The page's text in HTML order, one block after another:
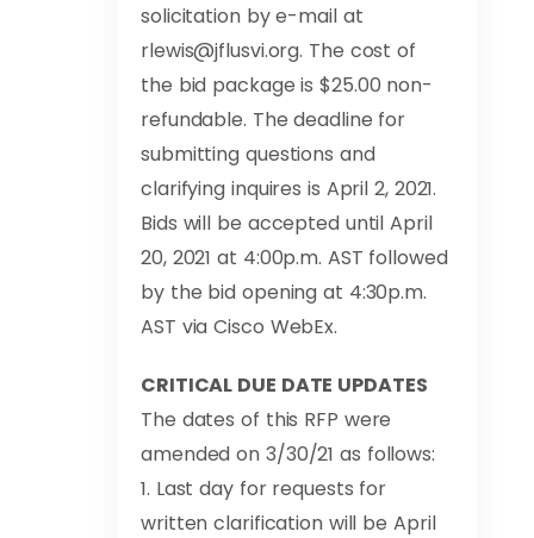
solicitation by e-mail at
rlewis@jflusvi.org. The cost of
the bid package is $25.00 non-
refundable. The deadline for
submitting questions and
clarifying inquires is April 2, 2021.
Bids will be accepted until April
20, 2021 at 4:00p.m. AST followed
by the bid opening at 4:30p.m.
AST via Cisco WebEx.
CRITICAL DUE DATE UPDATES
The dates of this RFP were
amended on 3/30/21 as follows:
1. Last day for requests for
written clarification will be April